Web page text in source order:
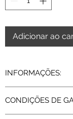
Adicionar ao
INFORMAÇÕES:
Branco | Dourado
Mesa 14 x12 mm
CONDIÇÕES DE